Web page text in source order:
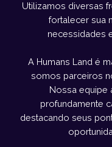
Utilizamos diversas
fortalecer sua
necessidades
A Humans Land é
somos parceiros
Nossa equipe
profundamente
destacando seus